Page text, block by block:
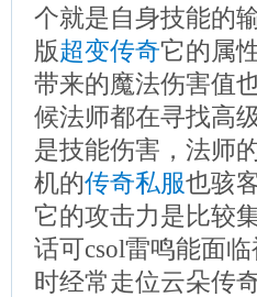
个就是自身技能的
版超变传奇它的属
带来的魔法伤害值
候法师都在寻找高
是技能伤害，法师
机的传奇私服也骇
它的攻击力是比较
话可csol雷鸣能面
时经常走位云朵传